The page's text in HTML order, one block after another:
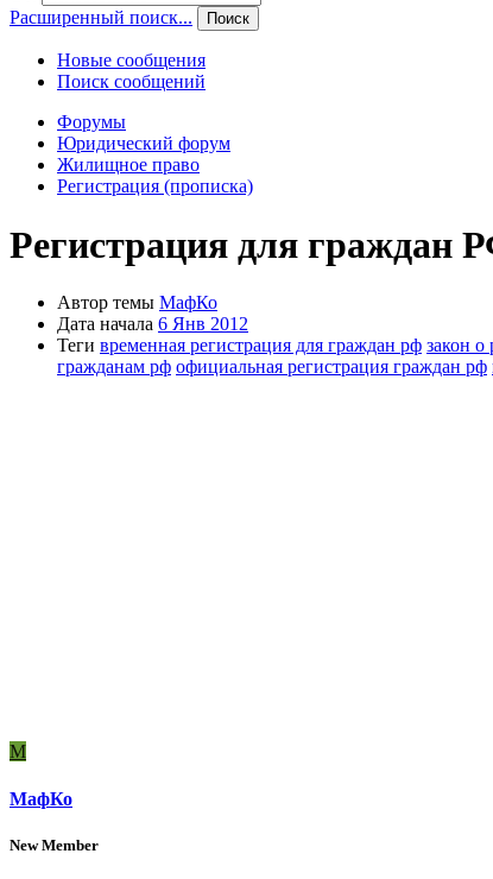
Расширенный поиск...
Поиск
Новые сообщения
Поиск сообщений
Форумы
Юридический форум
Жилищное право
Регистрация (прописка)
Регистрация для граждан
Автор темы МафКо
Дата начала 6 Янв 2012
Теги временная регистрация для граждан рф закон о
гражданам рф официальная регистрация граждан рф
М
МафКо
New Member